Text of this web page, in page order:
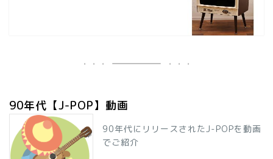
90年代【J-POP】動画
90年代にリリースされたJ-POPを動画
でご紹介